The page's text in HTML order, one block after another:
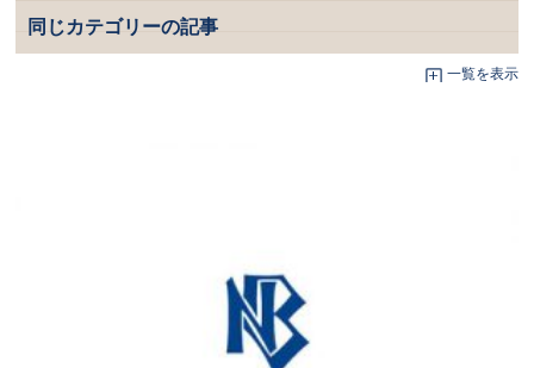
同じカテゴリーの記事
一覧を表示